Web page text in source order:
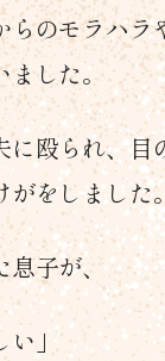
らのモラハラ
ました。
に殴られ、目
がをしました
息子が、
い」